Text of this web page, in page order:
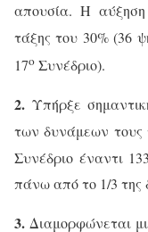
απουσία. Η
τάξης του 30% (36
17ο Συνέδριο).
2. Υπήρξε
των δυνάμεων τους
Συνέδριο έναντι
πάνω από το 1/3 της
3. Διαμορφώνεται